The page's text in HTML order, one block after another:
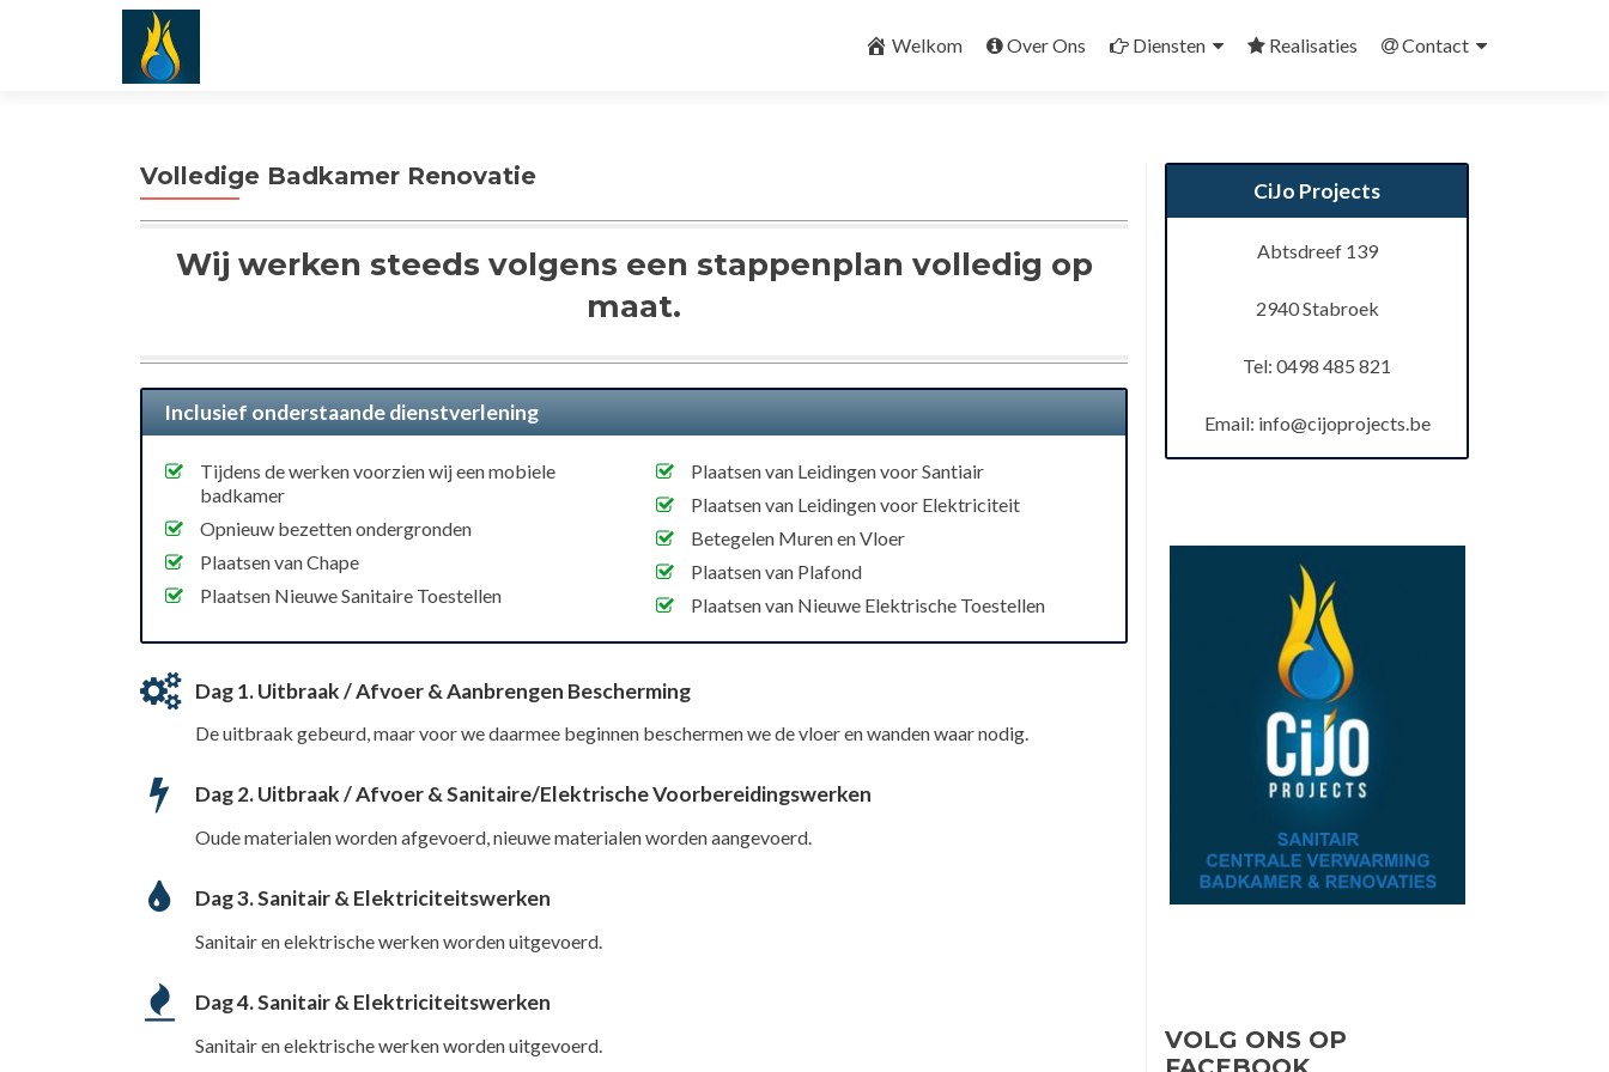
to Welkom Over Ons Diensten Realisaties Contact
Volledige Badkamer Renovatie
Wij werken steeds volgens een stappenplan volledig op
maat.
Inclusief onderstaande dienstverlening
Tijdens de werken voorzien wij een mobiele
badkamer
Opnieuw bezetten ondergronden
Plaatsen van Chape
Plaatsen Nieuwe Sanitaire Toestellen
Plaatsen van Leidingen voor Santiair
Plaatsen van Leidingen voor Elektriciteit
Betegelen Muren en Vloer
Plaatsen van Plafond
Plaatsen van Nieuwe Elektrische Toestellen
Dag 1. Uitbraak / Afvoer & Aanbrengen Bescherming
De uitbraak gebeurd, maar voor we daarmee beginnen beschermen we de vloer en wanden waar nodig.
Dag 2. Uitbraak / Afvoer & Sanitaire/Elektrische Voorbereidingswerken
Oude materialen worden afgevoerd, nieuwe materialen worden aangevoerd.
Dag 3. Sanitair & Elektriciteitswerken
Sanitair en elektrische werken worden uitgevoerd.
Dag 4. Sanitair & Elektriciteitswerken
Sanitair en elektrische werken worden uitgevoerd.
CiJo Projects
Abtsdreef 139
2940 Stabroek
Tel: 0498 485 821
Email: info@cijoprojects.be
VOLG ONS OP